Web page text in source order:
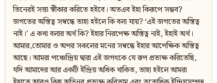
তিনেরই সত্তা স্বীকার করিতে হইবে। অতএব ইহা কিরূপে সম্ভব?
জগতের অস্তিত্ব সম্বন্ধে তাহা হইলে কি বলা যায়? ‘এই জগতের অস্তিত্ব
নাই।’ এ কথা বলার অর্থ কি? ইহার নিরপেক্ষ অস্তিত্ব নাই, ইহাই অর্থ।
আমার,তোমার ও অপর সকলের মনের সম্বন্ধে ইহার আপেক্ষিক অস্তিত্ব
আছে। আমরা পঞ্চেন্দ্রিয় দ্বারা এই জগৎকে যে রূপ প্রত্যক্ষ করিতেছি,
যদি আমাদের আর একটি ইন্দ্রিয় অধিক থাকিত, তাহা হইলে আমরা